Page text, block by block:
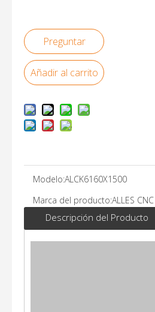
Preguntar
Añadir al carrito
Modelo:ALCK6160X1500
Marca del producto:ALLES CNC
Descripción del Producto